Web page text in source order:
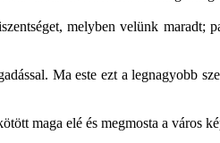
melyben velünk
Ma este ezt a legnagyobb
maga elé és megmosta a város